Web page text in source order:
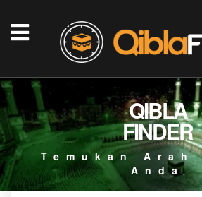
QIBLA
FINDER
Temukan
Anda